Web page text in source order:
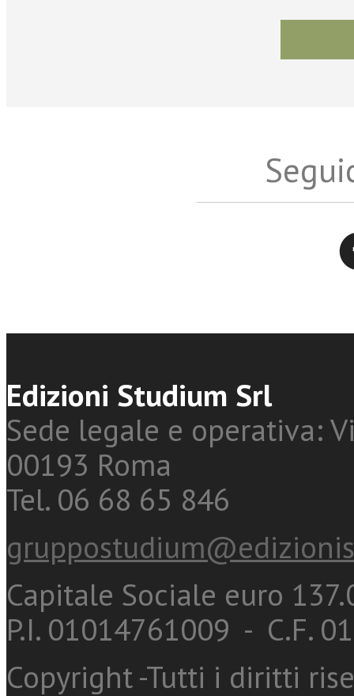
Edizioni Studium Srl
Sede legale e operativa:
00193 Roma
Tel. 06 68 65 846
Capitale Sociale euro
P.I. 01014761009 - C.F.
Copyright -Tutti i diritti